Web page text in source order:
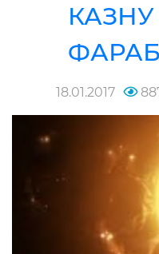
18.01.2017